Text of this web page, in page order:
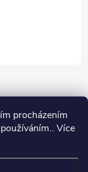
procházením
Více